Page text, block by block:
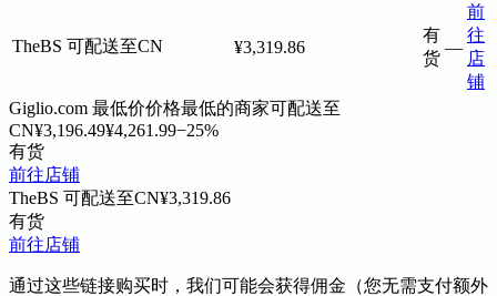
TheBS 可配送至CN ¥3,319.86
有
货
—
前
往
店
铺
Giglio.com 最低价价格最低的商家可配送至
CN¥3,196.49¥4,261.99−25%
有货
前往店铺
TheBS 可配送至CN¥3,319.86
有货
前往店铺
通过这些链接购买时，我们可能会获得佣金（您无需支付额外